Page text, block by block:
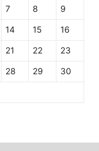
7 8 9
14 15 16
21 22 23
28 29 30